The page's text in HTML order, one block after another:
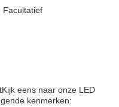
Facultatief
Kijk eens naar onze LED
kenmerken: